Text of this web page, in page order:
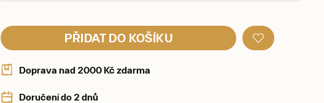
PŘIDAT DO KOŠÍKU
Doprava nad 2000 Kč zdarma
Doručení do 2 dnů